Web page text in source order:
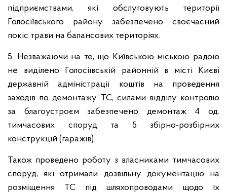
підприємствами, які обслуговують території
Голосіївського району забезпечено своєчасний
покіс трави на балансових територіях.
5. Незважаючи на те, що Київською міською радою
не виділено Голосіївській районній в місті Києві
державній адміністрації коштів на проведення
заходів по демонтажу ТС, силами відділу контролю
за благоустроєм забезпечено демонтаж 4 од.
тимчасових споруд та 5 збірно-розбірних
конструкцій (гаражів).
Також проведено роботу з власниками тимчасових
споруд, які отримали дозвільну документацію на
розміщення ТС під шляхопроводами щодо їх